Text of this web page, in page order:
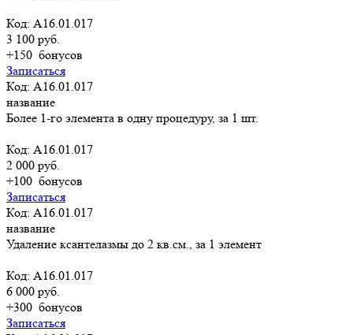
Код: A16.01.017
3 100 руб.
+150 бонусов
Записаться
Код: A16.01.017
название
Более 1-го элемента в одну процедуру, за 1 шт.
Код: A16.01.017
2 000 руб.
+100 бонусов
Записаться
Код: A16.01.017
название
Удаление ксантелазмы до 2 кв.см., за 1 элемент
Код: A16.01.017
6 000 руб.
+300 бонусов
Записаться